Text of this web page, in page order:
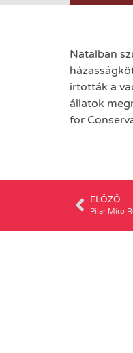
Natalban
irtották a
állatok
for
ELŐZŐ
Pilar Miro